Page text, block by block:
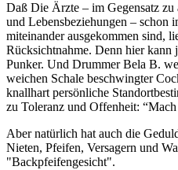
Daß Die Ärzte – im Gegensatz
und Lebensbeziehungen – schon
miteinander ausgekommen sind,
Rücksichtnahme. Denn hier
Punker. Und Drummer Bela B.
weichen Schale beschwingter
knallhart persönliche
zu Toleranz und Offenheit:
Aber natürlich hat auch die
Nieten, Pfeifen, Versagern und
"Backpfeifengesicht".